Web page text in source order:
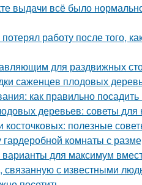
выдачи всё было
работу после того,
для раздвижных
саженцев плодовых
как правильно
деревьев: советы
косточковых: полезные
гардеробной комнаты с
варианты для максимум
связанную с известными